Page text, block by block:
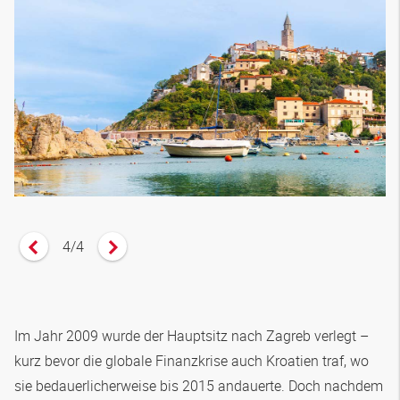
Vorheriges Zitat anzeigen
4/4 Nächstes Zitat anzeigen
Im Jahr 2009 wurde der Hauptsitz nach Zagreb verlegt –
kurz bevor die globale Finanzkrise auch Kroatien traf, wo
sie bedauerlicherweise bis 2015 andauerte. Doch nachdem